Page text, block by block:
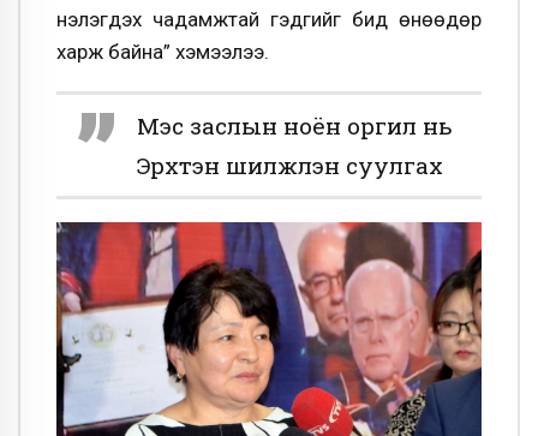
үнэлэгдэх чадамжтай гэдгийг бид өнөөдөр
харж байна” хэмээлээ.
Мэс заслын ноён оргил нь
Эрхтэн шилжүүлэн суулгах